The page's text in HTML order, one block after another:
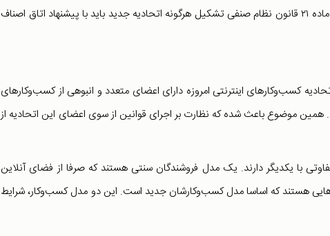
وزارت صمت را نپردازد. بر اساس این نامه و بر اساس تبصره ۷ ماده ۲۱ قانون نظام صنفی تشکیل هرگونه اتحادیه جدید باید با پیشنهاد اتاق اصناف
کسب‌وکارهای اینترنتی امروزه دارای اعضای متعدد و انبوهی از کسب‌وکارهای
موضوع باعث شده که نظارت بر اجرای قوانین از سوی اعضای این اتحادیه از
با یکدیگر دارند. یک مدل فروشندگان سنتی هستند که صرفا از فضای آنلاین
هستند که اساسا مدل کسب‌وکارشان جدید است. این دو مدل کسب‌وکار، شرایط